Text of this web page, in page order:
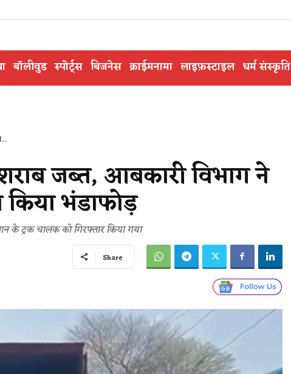
बॉलीवुड स्पोर्ट्स बिजनेस क्राईमनामा लाइफ़स्टाइल धर्म संस्कृति
जब्त, आबकारी विभाग ने
भंडाफोड़
के ट्रक चालक को गिरफ्तार किया गया
Share